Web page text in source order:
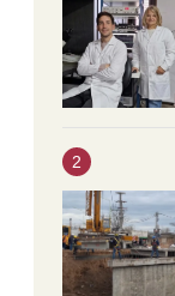
2